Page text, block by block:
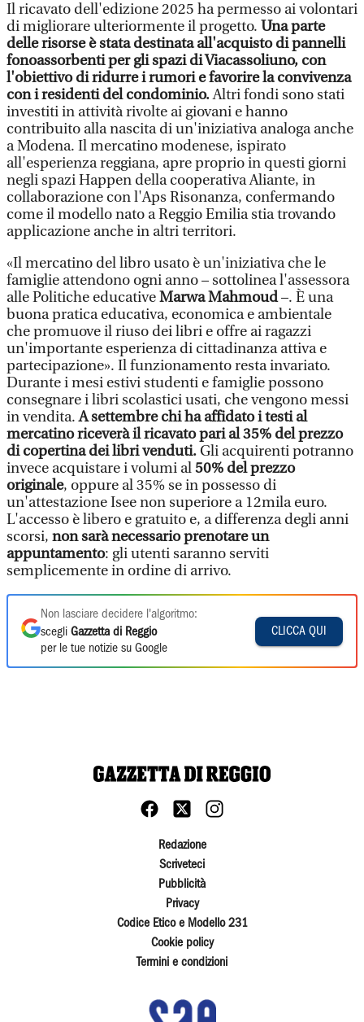
Il ricavato dell'edizione 2025 ha permesso ai volontari
di migliorare ulteriormente il progetto. Una parte
delle risorse è stata destinata all'acquisto di pannelli
fonoassorbenti per gli spazi di Viacassoliuno, con
l'obiettivo di ridurre i rumori e favorire la convivenza
con i residenti del condominio.Altri fondi sono stati
investiti in attività rivolte ai giovani e hanno
contribuito alla nascita di un'iniziativa analoga anche
a Modena. Il mercatino modenese, ispirato
all'esperienza reggiana, apre proprio in questi giorni
negli spazi Happen della cooperativa Aliante, in
collaborazione con l'Aps Risonanza, confermando
come il modello nato a Reggio Emilia stia trovando
applicazione anche in altri territori.
«Il mercatino del libro usato è un'iniziativa che le
famiglie attendono ogni anno – sottolinea l'assessora
alle Politiche educativeMarwa Mahmoud–. È una
buona pratica educativa, economica e ambientale
che promuove il riuso dei libri e offre ai ragazzi
un'importante esperienza di cittadinanza attiva e
partecipazione». Il funzionamento resta invariato.
Durante i mesi estivi studenti e famiglie possono
consegnare i libri scolastici usati, che vengono messi
in vendita.A settembre chi ha affidato i testi al
mercatino riceverà il ricavato pari al 35% del prezzo
di copertina dei libri venduti.Gli acquirenti potranno
invece acquistare i volumi al50% del prezzo
originale, oppure al 35% se in possesso di
un'attestazione Isee non superiore a 12mila euro.
L'accesso è libero e gratuito e, a differenza degli anni
scorsi, non sarà necessario prenotare un
appuntamento: gli utenti saranno serviti
semplicemente in ordine di arrivo.
Non lasciare decidere l'algoritmo:
scegli Gazzetta di Reggio
per le tue notizie su Google
CLICCA QUI
Redazione
Scriveteci
Pubblicità
Privacy
Codice Etico e Modello 231
Cookie policy
Termini e condizioni